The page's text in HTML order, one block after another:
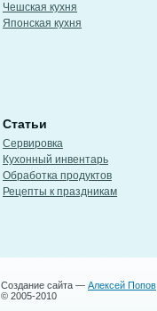
Чешская кухня
Японская кухня
Статьи
Сервировка
Кухонный инвентарь
Обработка продуктов
Рецепты к праздникам
Создание сайта — Алексей Попов
© 2005-2010